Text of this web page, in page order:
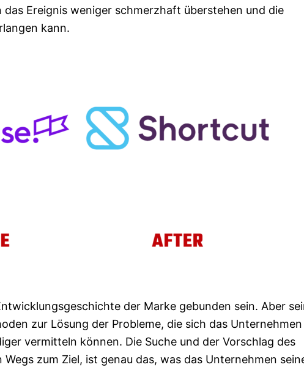
Ereignis weniger schmerzhaft überstehen und die
kann.
der Marke gebunden sein. Aber
zur Lösung der Probleme, die sich das Unternehmen
vermitteln können. Die Suche und der Vorschlag des
zum Ziel, ist genau das, was das Unternehmen